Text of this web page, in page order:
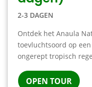
2-3 DAGEN
Ontdek het Anaula
toevluchtsoord op
ongerept tropisch
OPEN TOUR